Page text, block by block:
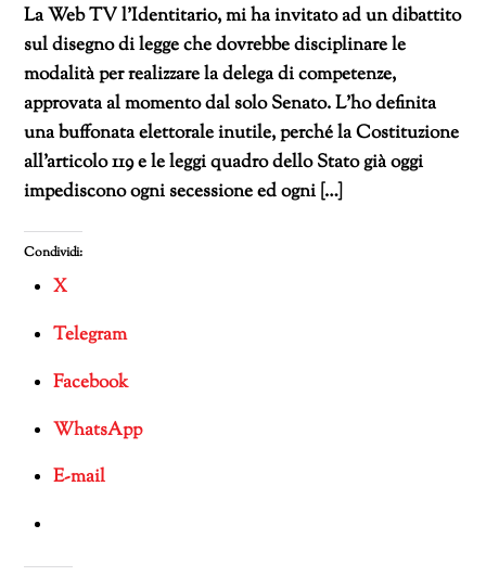
La Web TV l’Identitario, mi ha invitato ad un dibattito
sul disegno di legge che dovrebbe disciplinare le
modalità per realizzare la delega di competenze,
approvata al momento dal solo Senato. L’ho definita
una buffonata elettorale inutile, perché la Costituzione
all’articolo 119 e le leggi quadro dello Stato già oggi
impediscono ogni secessione ed ogni […]
Condividi:
X
Telegram
Facebook
WhatsApp
E-mail